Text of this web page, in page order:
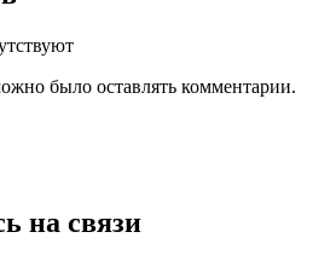
было оставлять комментарии.
на связи